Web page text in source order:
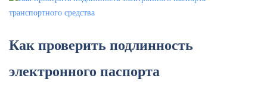
Как проверить подлинность
электронного паспорта